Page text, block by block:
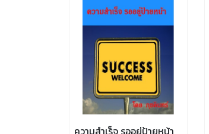
ความสำเร็จ รออยู่ป้ายหน้า